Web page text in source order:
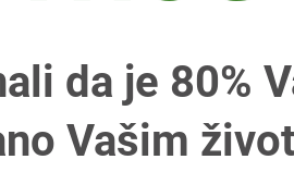
da je 80%
Vašim